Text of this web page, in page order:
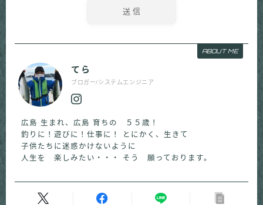
ABOUT ME
てら
ブロガー/システムエンジニア
広島 生まれ、広島 育ちの ５５歳！
釣りに！遊びに！仕事に！ とにかく、生きて
子供たちに迷惑かけないように
人生を 楽しみたい・・・ そう 願っております。